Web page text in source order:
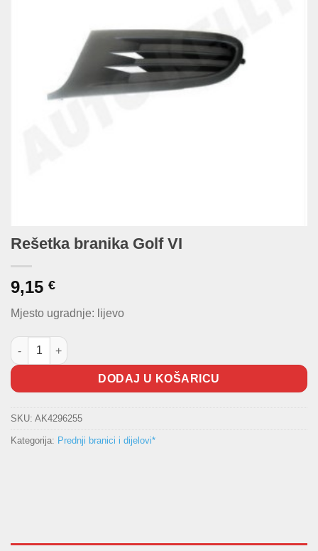
Rešetka branika Golf VI
9,15 €
Mjesto ugradnje: lijevo
Rešetka branika Golf VI količina
DODAJ U KOŠARICU
SKU: AK4296255
Kategorija: Prednji branici i dijelovi*